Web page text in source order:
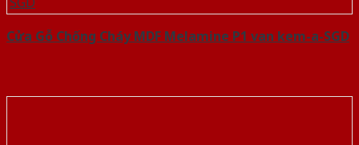
Cửa Gỗ Chống Cháy MDF Melamine P1 van kem-a-SGD